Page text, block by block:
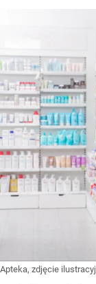
Apteka, zdjęcie